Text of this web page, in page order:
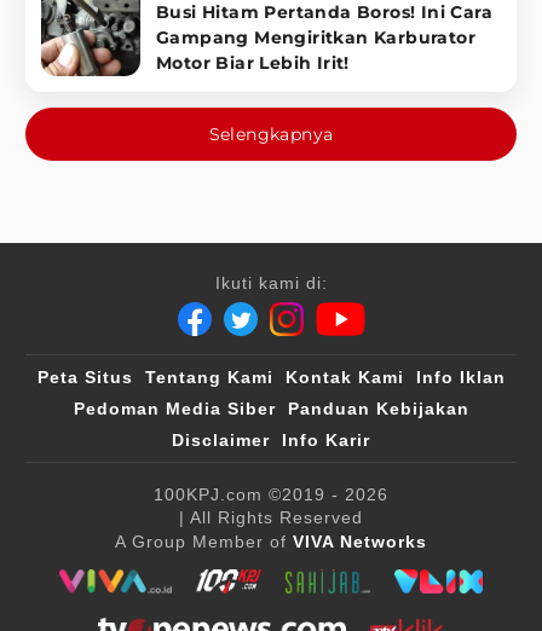
Busi Hitam Pertanda Boros! Ini Cara
Gampang Mengiritkan Karburator
Motor Biar Lebih Irit!
Selengkapnya
Ikuti kami di:
Peta Situs Tentang Kami Kontak Kami
Info Iklan
Pedoman Media Siber
Panduan Kebijakan
Disclaimer
Info Karir
100KPJ.com ©2019 - 2026
| All Rights Reserved
A Group Member of VIVA Networks